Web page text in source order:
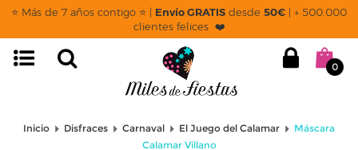
⭐ Más de 7 años contigo ⭐ | Envío GRATIS desde 50€ | + 500.000
clientes felices ❤️
0
Inicio Disfraces Carnaval El Juego del Calamar
Máscara
Calamar Villano